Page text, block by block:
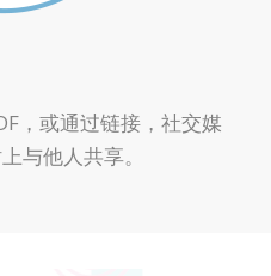
，或通过链接，社交媒
与他人共享。